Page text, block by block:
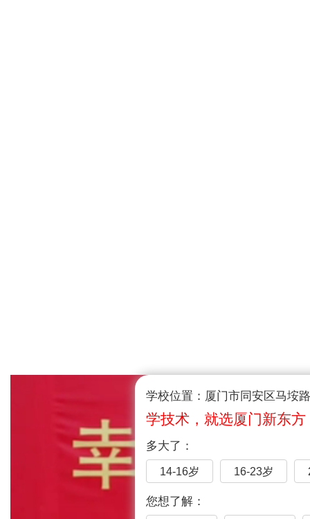
学校位置：厦门市同安区马垵
学技术，就选厦门新东方
多大了：
14-16岁 16-23岁
您想了解：